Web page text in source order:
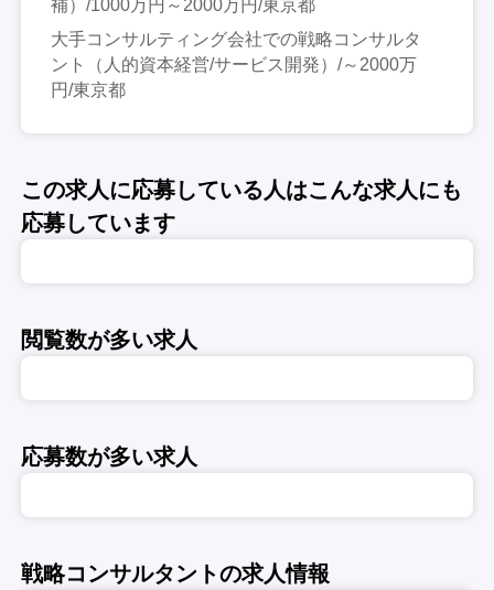
補）/1000万円～2000万円/東京都
大手コンサルティング会社での戦略コンサルタ
ント（人的資本経営/サービス開発）/～2000万
円/東京都
この求人に応募している人はこんな求人にも
応募しています
閲覧数が多い求人
応募数が多い求人
戦略コンサルタントの求人情報